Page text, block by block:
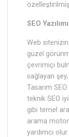
SEO
Web
güzel
çevrimiçi
sağlayan
Tasarım
teknik SEO
gibi temel
arama
yardımcı olur.